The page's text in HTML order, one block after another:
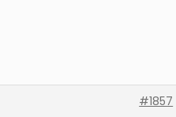
#1857